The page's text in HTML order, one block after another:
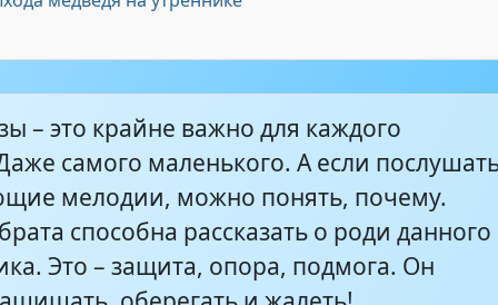
– это крайне важно для каждого
самого маленького. А если
мелодии, можно понять, почему.
способна рассказать о роди данного
Это – защита, опора, подмога. Он